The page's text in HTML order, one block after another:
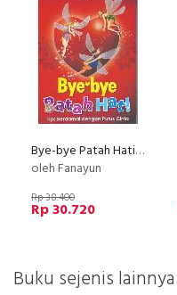
Bye-bye Patah Hati : Tips Berdamai dengan Putus Cinta
oleh Fanayun
Rp 38.400
Rp 30.720
Buku sejenis lainnya